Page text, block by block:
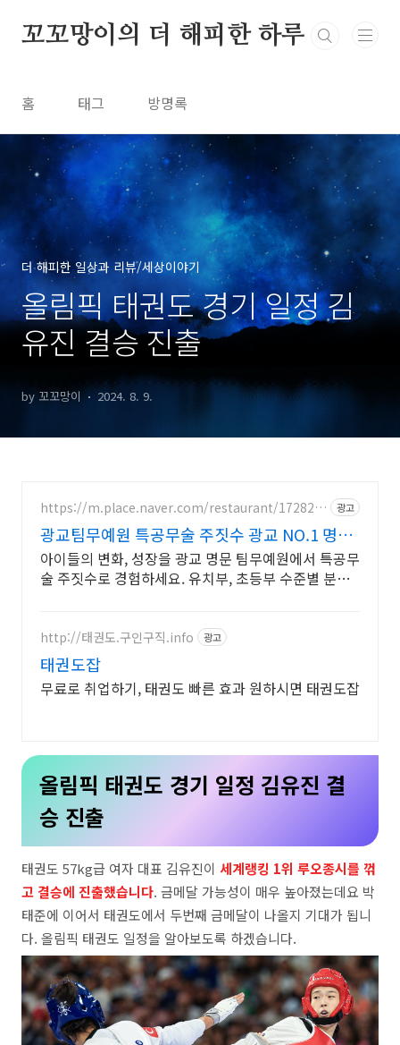
꼬꼬망이의 더 해피한 하루
홈 태그 방명록
더 해피한 일상과 리뷰/세상이야기
올림픽 태권도 경기 일정 김
유진 결승 진출
by 꼬꼬망이 2024. 8. 9.
https://m.place.naver.com/restaurant/172825
광고
광교팀무예원 특공무술 주짓수 광교 NO.1 명문
인기도장
아이들의 변화, 성장을 광교 명문 팀무예원에서 특공무
술 주짓수로 경험하세요. 유치부, 초등부 수준별 분리
http://태권도.구인구직.info 광고
태권도잡
무료로 취업하기, 태권도 빠른 효과 원하시면 태권도잡
올림픽 태권도 경기 일정 김유진 결
승 진출
태권도 57kg급 여자 대표 김유진이 세계랭킹 1위 루오종시를 꺾
고 결승에 진출했습니다. 금메달 가능성이 매우 높아졌는데요 박
태준에 이어서 태권도에서 두번째 금메달이 나올지 기대가 됩니
다. 올림픽 태권도 일정을 알아보도록 하겠습니다.